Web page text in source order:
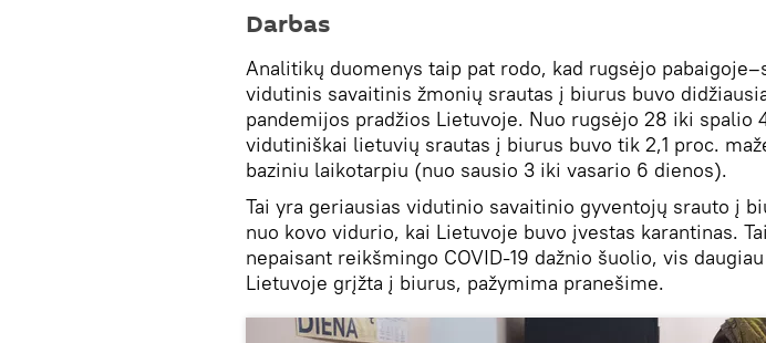
Darbas
Analitikų duomenys taip pat rodo, kad rugsėjo
vidutinis savaitinis žmonių srautas į biurus buvo
pandemijos pradžios Lietuvoje. Nuo rugsėjo 28 iki spalio
vidutiniškai lietuvių srautas į biurus buvo tik 2,1 proc.
baziniu laikotarpiu (nuo sausio 3 iki vasario 6 dienos).
Tai yra geriausias vidutinio savaitinio gyventojų srauto į
nuo kovo vidurio, kai Lietuvoje buvo įvestas karantinas.
nepaisant reikšmingo COVID-19 dažnio šuolio, vis
Lietuvoje grįžta į biurus, pažymima pranešime.